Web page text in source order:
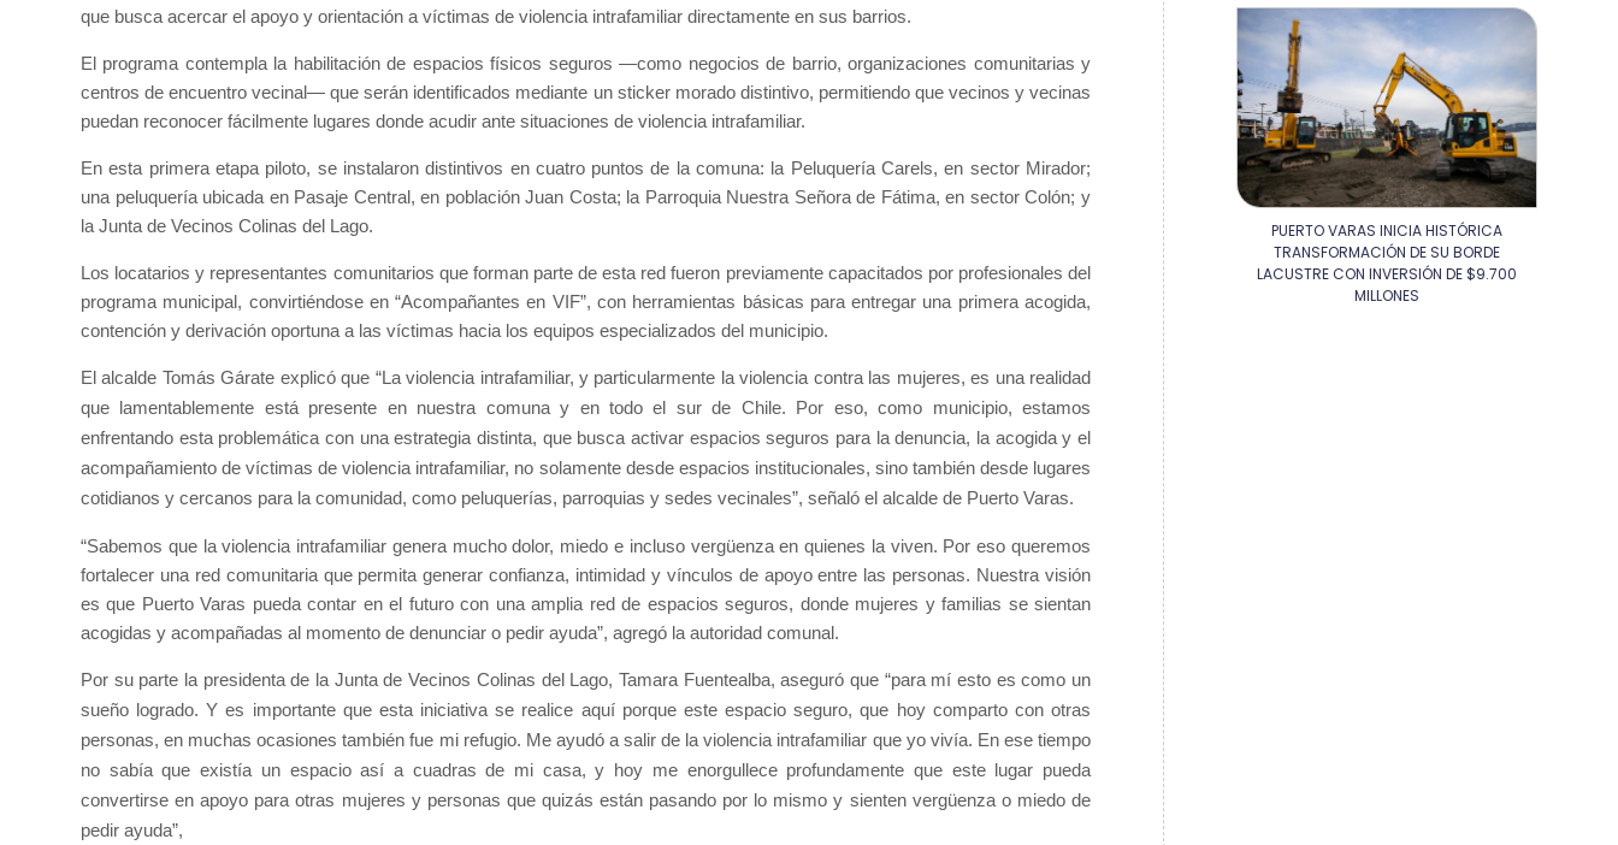
que busca acercar el apoyo y orientación a víctimas de violencia intrafamiliar directamente en sus barrios.
El programa contempla la habilitación de espacios físicos seguros —como negocios de barrio, organizaciones comunitarias y
centros de encuentro vecinal— que serán identificados mediante un sticker morado distintivo, permitiendo que vecinos y vecinas
puedan reconocer fácilmente lugares donde acudir ante situaciones de violencia intrafamiliar.
En esta primera etapa piloto, se instalaron distintivos en cuatro puntos de la comuna: la Peluquería Carels, en sector Mirador;
una peluquería ubicada en Pasaje Central, en población Juan Costa; la Parroquia Nuestra Señora de Fátima, en sector Colón; y
la Junta de Vecinos Colinas del Lago.
Los locatarios y representantes comunitarios que forman parte de esta red fueron previamente capacitados por profesionales del
programa municipal, convirtiéndose en “Acompañantes en VIF”, con herramientas básicas para entregar una primera acogida,
contención y derivación oportuna a las víctimas hacia los equipos especializados del municipio.
El alcalde Tomás Gárate explicó que “La violencia intrafamiliar, y particularmente la violencia contra las mujeres, es una realidad
que lamentablemente está presente en nuestra comuna y en todo el sur de Chile. Por eso, como municipio, estamos
enfrentando esta problemática con una estrategia distinta, que busca activar espacios seguros para la denuncia, la acogida y el
acompañamiento de víctimas de violencia intrafamiliar, no solamente desde espacios institucionales, sino también desde lugares
cotidianos y cercanos para la comunidad, como peluquerías, parroquias y sedes vecinales”, señaló el alcalde de Puerto Varas.
“Sabemos que la violencia intrafamiliar genera mucho dolor, miedo e incluso vergüenza en quienes la viven. Por eso queremos
fortalecer una red comunitaria que permita generar confianza, intimidad y vínculos de apoyo entre las personas. Nuestra visión
es que Puerto Varas pueda contar en el futuro con una amplia red de espacios seguros, donde mujeres y familias se sientan
acogidas y acompañadas al momento de denunciar o pedir ayuda”, agregó la autoridad comunal.
Por su parte la presidenta de la Junta de Vecinos Colinas del Lago, Tamara Fuentealba, aseguró que “para mí esto es como un
sueño logrado. Y es importante que esta iniciativa se realice aquí porque este espacio seguro, que hoy comparto con otras
personas, en muchas ocasiones también fue mi refugio. Me ayudó a salir de la violencia intrafamiliar que yo vivía. En ese tiempo
no sabía que existía un espacio así a cuadras de mi casa, y hoy me enorgullece profundamente que este lugar pueda
convertirse en apoyo para otras mujeres y personas que quizás están pasando por lo mismo y sienten vergüenza o miedo de
pedir ayuda”,
PUERTO VARAS INICIA HISTÓRICA
TRANSFORMACIÓN DE SU BORDE
LACUSTRE CON INVERSIÓN DE $9.700
MILLONES